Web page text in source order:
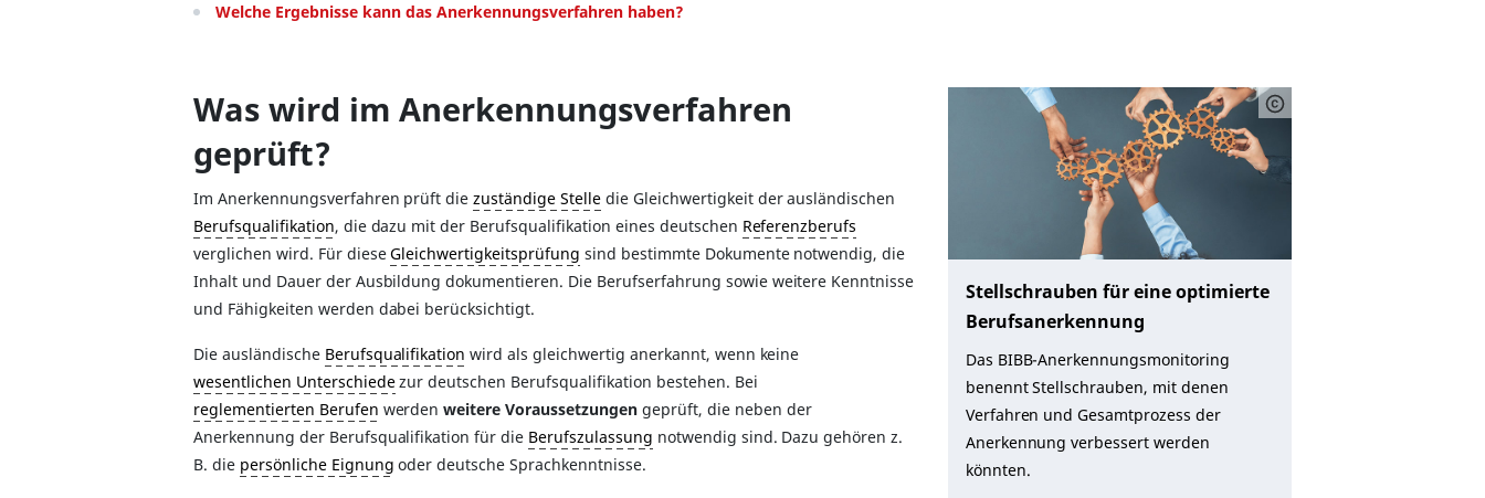
Welche Ergebnisse kann das Anerkennungsverfahren haben?
Was wird im Anerkennungsverfahren
geprüft?
Im Anerkennungsverfahren prüft diezuständige Stelledie Gleichwertigkeit der ausländischen
Berufsqualifikation, die dazu mit der Berufsqualifikation eines deutschen Referenzberufs
verglichen wird. Für dieseGleichwertigkeitsprüfung sind bestimmte Dokumente notwendig, die
Inhalt und Dauer der Ausbildung dokumentieren. Die Berufserfahrung sowie weitere Kenntnisse
und Fähigkeiten werden dabei berücksichtigt.
Die ausländische Berufsqualifikation wird als gleichwertig anerkannt, wenn keine
wesentlichen Unterschiedezur deutschen Berufsqualifikation bestehen. Bei
reglementierten Berufen werden weitere Voraussetzungen geprüft, die neben der
Anerkennung der Berufsqualifikation für die Berufszulassung notwendig sind. Dazu gehören z.
B. die persönliche Eignung oder deutsche Sprachkenntnisse.
Stellschrauben für eine optimierte
Berufsanerkennung
Das BIBB-Anerkennungsmonitoring
benennt Stellschrauben, mit denen
Verfahren und Gesamtprozess der
Anerkennung verbessert werden
könnten.